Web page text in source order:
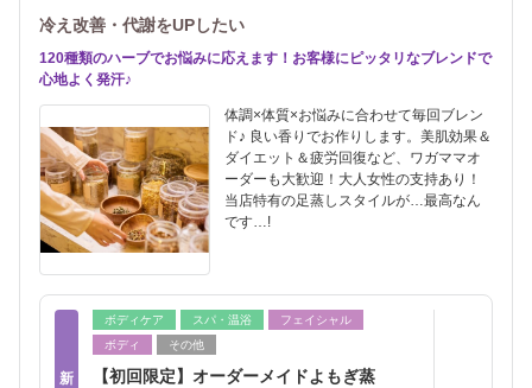
冷え改善・代謝をUPしたい
120種類のハーブでお悩みに応えます！お客様にピッタリなブレンドで
心地よく発汗♪
体調×体質×お悩みに合わせて毎回ブレン
ド♪ 良い香りでお作りします。美肌効果＆
ダイエット＆疲労回復など、ワガママオ
ーダーも大歓迎！大人女性の支持あり！
当店特有の足蒸しスタイルが…最高なん
です…!
新
ボディケア スパ・温浴
フェイシャル
ボディ
その他
【初回限定】オーダーメイドよもぎ蒸